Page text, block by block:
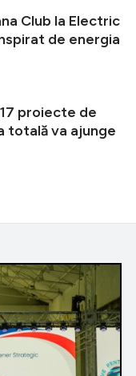
Club la Electric
de energia
proiecte de
totală va ajunge